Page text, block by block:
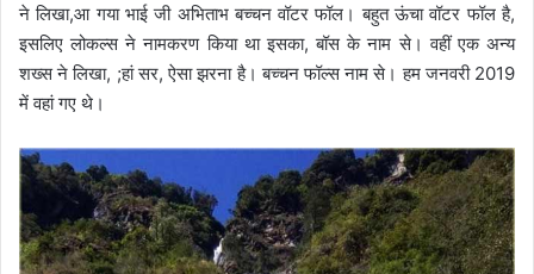
ने लिखा,आ गया भाई जी अभिताभ बच्चन वॉटर फॉल। बहुत ऊंचा वॉटर फॉल है,
इसलिए लोकल्स ने नामकरण किया था इसका, बॉस के नाम से। वहीं एक अन्य
शख्स ने लिखा, ;हां सर, ऐसा झरना है। बच्चन फॉल्स नाम से। हम जनवरी 2019
में वहां गए थे।